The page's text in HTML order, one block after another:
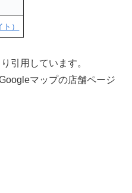
）
引用しています。
マップの店舗ページ